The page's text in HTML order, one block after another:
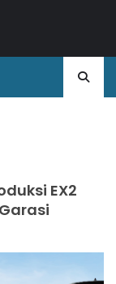
EX2